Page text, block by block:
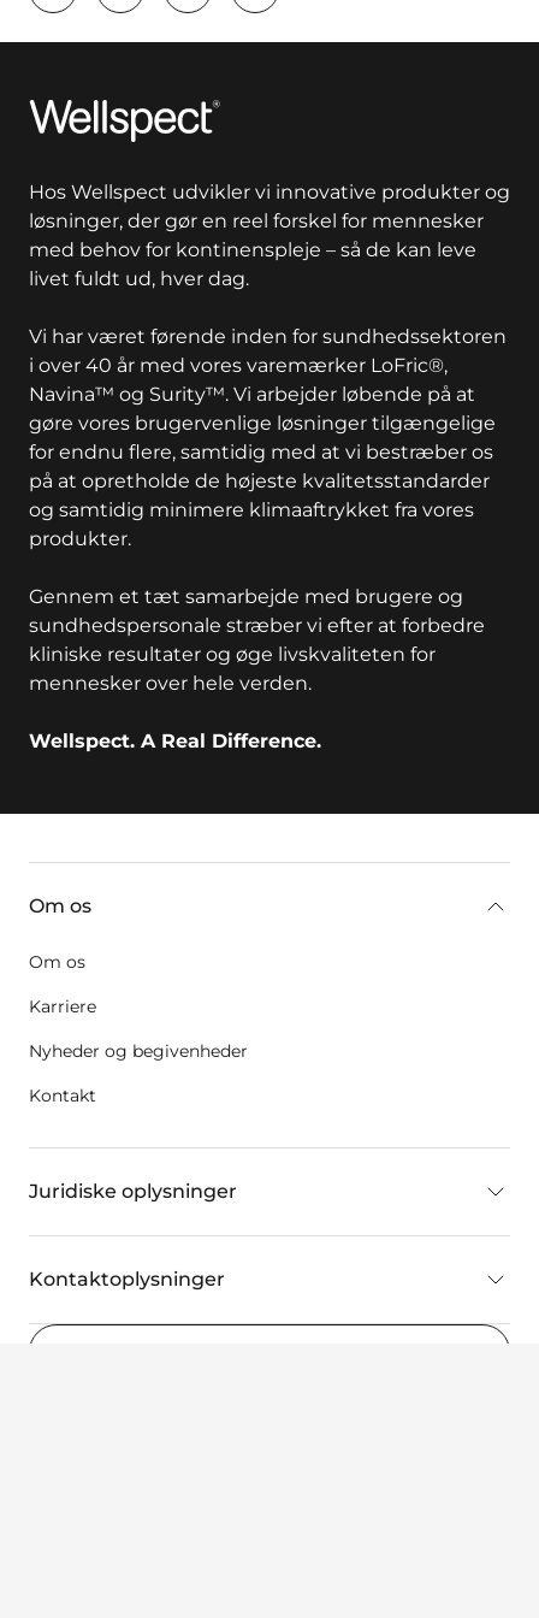
Wellspect
Hos Wellspect udvikler vi innovative produkter og
løsninger, der gør en reel forskel for mennesker
med behov for kontinenspleje – så de kan leve
livet fuldt ud, hver dag.
Vi har været førende inden for sundhedssektoren
i over 40 år med vores varemærker LoFric®,
Navina™ og Surity™. Vi arbejder løbende på at
gøre vores brugervenlige løsninger tilgængelige
for endnu flere, samtidig med at vi bestræber os
på at opretholde de højeste kvalitetsstandarder
og samtidig minimere klimaaftrykket fra vores
produkter.
Gennem et tæt samarbejde med brugere og
sundhedspersonale stræber vi efter at forbedre
kliniske resultater og øge livskvaliteten for
mennesker over hele verden.
Wellspect. A Real Difference.
Om os
Om os
Karriere
Nyheder og begivenheder
Kontakt
Juridiske oplysninger
Kontaktoplysninger